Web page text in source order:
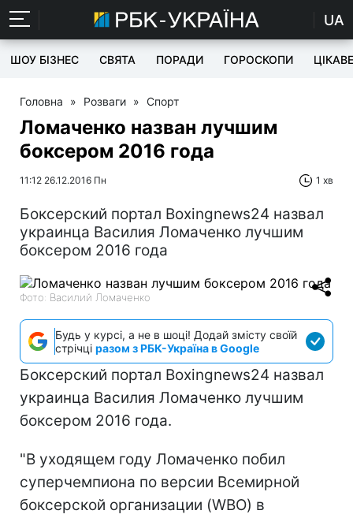
UA
ШОУ БІЗНЕС СВЯТА ПОРАДИ ГОРОСКОПИ ЦІКАВЕ
Головна » Розваги » Спорт
Ломаченко назван лучшим
боксером 2016 года
11:12 26.12.2016 Пн 1 хв
Боксерский портал Вoxingnews24 назвал
украинца Василия Ломаченко лучшим
боксером 2016 года
Фото: Василий Ломаченко
Будь у курсі, а не в шоці! Додай змісту своїй
стрічці разом з РБК-Україна в Google
Боксерский портал Вoxingnews24 назвал
украинца Василия Ломаченко лучшим
боксером 2016 года.
"В уходящем году Ломаченко побил
суперчемпиона по версии Всемирной
боксерской организации (WBO) в